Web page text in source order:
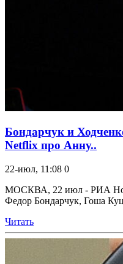
Бондарчук и
Netflix про Анну..
22-июл, 11:08 0
МОСКВА, 22 июл - РИА
Федор Бондарчук, Гоша
Читать